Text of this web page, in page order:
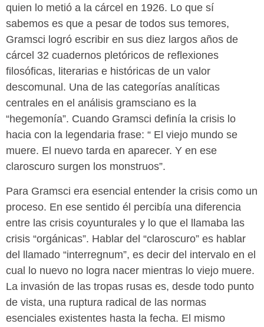
quien lo metió a la cárcel en 1926. Lo que sí
sabemos es que a pesar de todos sus temores,
Gramsci logró escribir en sus diez largos años de
cárcel 32 cuadernos pletóricos de reflexiones
filosóficas, literarias e históricas de un valor
descomunal. Una de las categorías analíticas
centrales en el análisis gramsciano es la
“hegemonía”. Cuando Gramsci definía la crisis lo
hacia con la legendaria frase: “ El viejo mundo se
muere. El nuevo tarda en aparecer. Y en ese
claroscuro surgen los monstruos”.
Para Gramsci era esencial entender la crisis como un
proceso. En ese sentido él percibía una diferencia
entre las crisis coyunturales y lo que el llamaba las
crisis “orgánicas”. Hablar del “claroscuro” es hablar
del llamado “interregnum”, es decir del intervalo en el
cual lo nuevo no logra nacer mientras lo viejo muere.
La invasión de las tropas rusas es, desde todo punto
de vista, una ruptura radical de las normas
esenciales existentes hasta la fecha. El mismo